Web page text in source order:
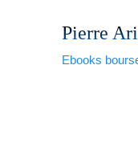
Pierre
Ebooks